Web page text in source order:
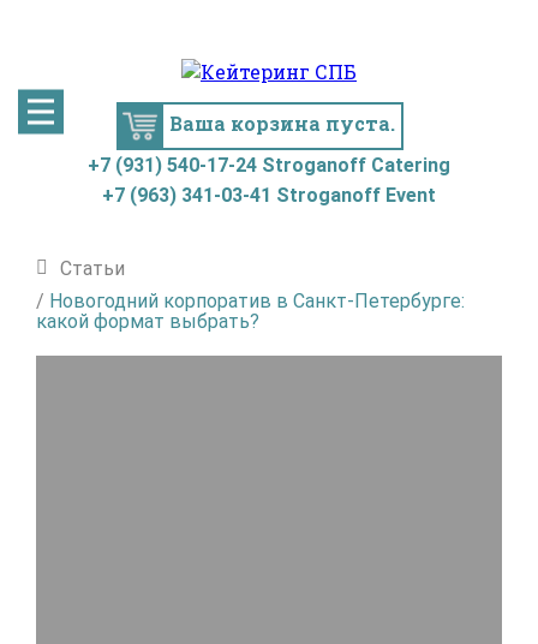
Ваша корзина пуста.
+7 (931) 540-17-24
Stroganoff
+7 (931) 540-17-24 Stroganoff Catering
+7 (963) 341-03-41 Stroganoff Event
Статьи
/ Новогодний корпоратив в Санкт-Петербурге:
какой формат выбрать?